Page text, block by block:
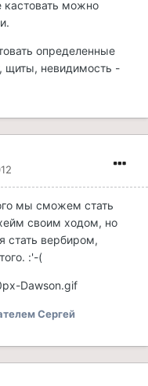
можно
определенные
щиты, невидимость -
мы сможем стать
своим ходом, но
стать вербиром,
:'-(
Dawson.gif
Сергей